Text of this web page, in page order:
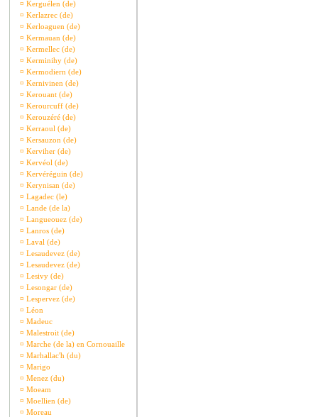
¤ Kerguélen (de)
¤ Kerlazrec (de)
¤ Kerloaguen (de)
¤ Kermauan (de)
¤ Kermellec (de)
¤ Kerminihy (de)
¤ Kermodiern (de)
¤ Kernivinen (de)
¤ Kerouant (de)
¤ Kerourcuff (de)
¤ Kerouzéré (de)
¤ Kerraoul (de)
¤ Kersauzon (de)
¤ Kerviher (de)
¤ Kervéol (de)
¤ Kervéréguin (de)
¤ Kerynisan (de)
¤ Lagadec (le)
¤ Lande (de la)
¤ Langueouez (de)
¤ Lanros (de)
¤ Laval (de)
¤ Lesaudevez (de)
¤ Lesaudevez (de)
¤ Lesivy (de)
¤ Lesongar (de)
¤ Lespervez (de)
¤ Léon
¤ Madeuc
¤ Malestroit (de)
¤ Marche (de la) en Cornouaille
¤ Marhallac'h (du)
¤ Marigo
¤ Menez (du)
¤ Moeam
¤ Moellien (de)
¤ Moreau